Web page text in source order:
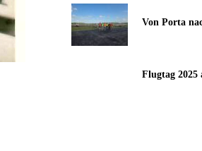
Von Porta
Flugtag